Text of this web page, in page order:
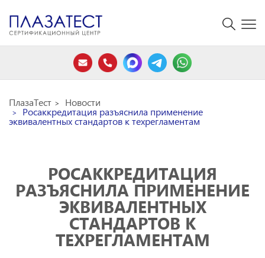
ПлазаТест Новости
Росаккредитация разъяснила применение
эквивалентных стандартов к техрегламентам
РОСАККРЕДИТАЦИЯ
РАЗЪЯСНИЛА ПРИМЕНЕНИЕ
ЭКВИВАЛЕНТНЫХ
СТАНДАРТОВ К
ТЕХРЕГЛАМЕНТАМ